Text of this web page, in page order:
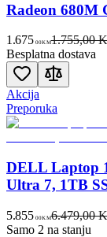
Radeon 680M
1.675 00KM1.755,00
Besplatna dostava
Akcija
Preporuka
DELL Laptop
Ultra 7, 1TB
5.855 00KM6.479,00
Samo 2 na stanju